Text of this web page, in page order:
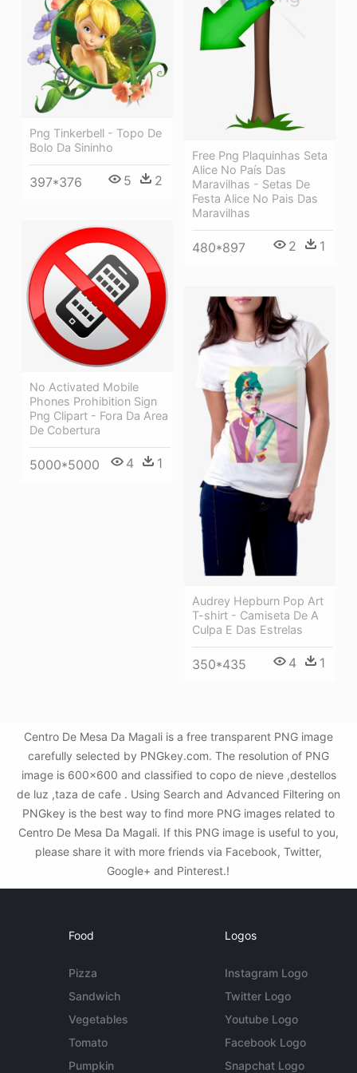
Free Png Plaquinhas Seta
Alice No País Das
Maravilhas - Setas De
Festa Alice No Pais Das
Maravilhas
480*897 2 1
Png Tinkerbell - Topo De
Bolo Da Sininho
397*376 5 2
No Activated Mobile
Phones Prohibition Sign
Png Clipart - Fora Da Area
De Cobertura
5000*5000 4 1
Audrey Hepburn Pop Art
T-shirt - Camiseta De A
Culpa E Das Estrelas
350*435 4 1
Centro De Mesa Da Magali is a free transparent PNG image
carefully selected by PNGkey.com. The resolution of PNG
image is 600x600 and classified to copo de nieve ,destellos
de luz ,taza de cafe . Using Search and Advanced Filtering on
PNGkey is the best way to find more PNG images related to
Centro De Mesa Da Magali. If this PNG image is useful to you,
please share it with more friends via Facebook, Twitter,
Google+ and Pinterest.!
Food
Pizza
Sandwich
Vegetables
Tomato
Pumpkin
Logos
Instagram Logo
Twitter Logo
Youtube Logo
Facebook Logo
Snapchat Logo